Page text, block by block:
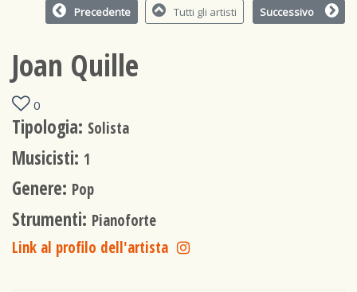
Precedente Tutti gli artisti Successivo
Joan Quille
0
Tipologia: Solista
Musicisti: 1
Genere: Pop
Strumenti: Pianoforte
Link al profilo dell'artista